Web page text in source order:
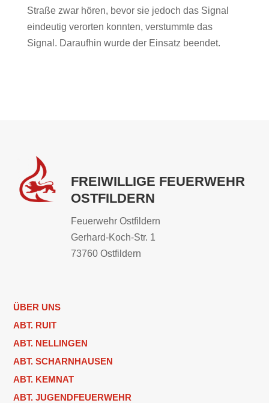
Straße zwar hören, bevor sie jedoch das Signal
eindeutig verorten konnten, verstummte das
Signal. Daraufhin wurde der Einsatz beendet.
FREIWILLIGE FEUERWEHR
OSTFILDERN
Feuerwehr Ostfildern
Gerhard-Koch-Str. 1
73760 Ostfildern
ÜBER UNS
ABT. RUIT
ABT. NELLINGEN
ABT. SCHARNHAUSEN
ABT. KEMNAT
ABT. JUGENDFEUERWEHR